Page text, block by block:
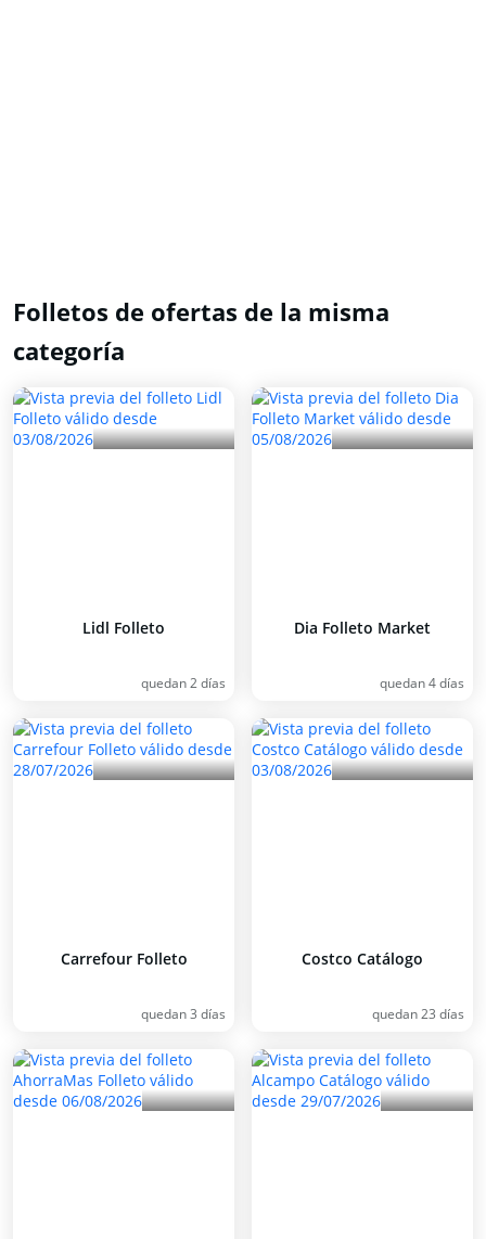
Folletos de ofertas de la misma
categoría
Lidl Folleto
quedan 2 días
Dia Folleto Market
quedan 4 días
Carrefour Folleto
quedan 3 días
Costco Catálogo
quedan 23 días